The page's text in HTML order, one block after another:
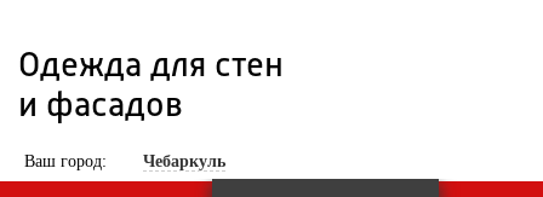
Одежда для стен
и фасадов
Ваш город: Чебаркуль